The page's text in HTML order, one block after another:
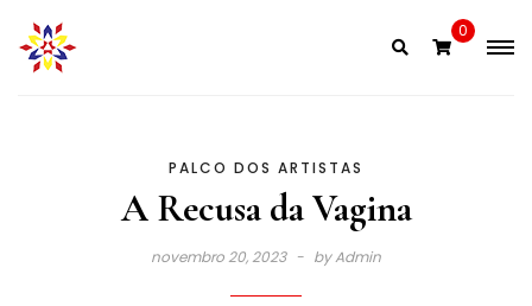
content
0
PALCO DOS ARTISTAS
A Recusa da Vagina
novembro 20, 2023 byAdmin